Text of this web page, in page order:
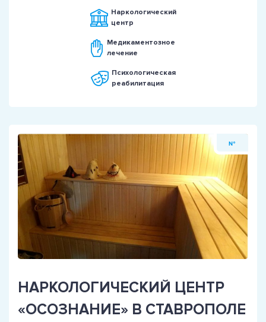
Наркологический
центр
Медикаментозное
лечение
Психологическая
реабилитация
№
НАРКОЛОГИЧЕСКИЙ ЦЕНТР
«ОСОЗНАНИЕ» В СТАВРОПОЛЕ